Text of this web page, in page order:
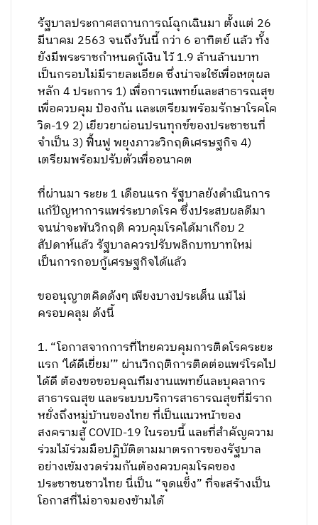
รัฐบาลประกาศสถานการณ์ฉุกเฉินมา ตั้งแต่ 26
มีนาคม 2563 จนถึงวันนี้ กว่า 6 อาทิตย์ แล้ว ทั้ง
ยังมีพระราชกำหนดกู้เงิน ไว้ 1.9 ล้านล้านบาท
เป็นกรอบไม่มีรายละเอียด ซึ่งน่าจะใช้เพื่อเหตุผล
หลัก 4 ประการ 1) เพื่อการแพทย์และสาธารณสุข
เพื่อควบคุม ป้องกัน และเตรียมพร้อมรักษาโรคโค
วิด-19 2) เยียวยาผ่อนปรนทุกข์ของประชาชนที่
จำเป็น 3) ฟื้นฟู พยุงภาวะวิกฤติเศรษฐกิจ 4)
เตรียมพร้อมปรับตัวเพื่ออนาคต
ที่ผ่านมา ระยะ 1 เดือนแรก รัฐบาลยังดำเนินการ
แก้ปัญหาการแพร่ระบาดโรค ซึ่งประสบผลดีมา
จนน่าจะพ้นวิกฤติ ควบคุมโรคได้มาเกือบ 2
สัปดาห์แล้ว รัฐบาลควรปรับพลิกบทบาทใหม่
เป็นการกอบกู้เศรษฐกิจได้แล้ว
ขออนุญาตคิดดังๆ เพียงบางประเด็น แม้ไม่
ครอบคลุม ดังนี้
1. “โอกาสจากการที่ไทยควบคุมการติดโรคระยะ
แรก ‘ได้ดีเยี่ยม’” ผ่านวิกฤติการติดต่อแพร่โรคไป
ได้ดี ต้องขอขอบคุณทีมงานแพทย์และบุคลากร
สาธารณสุข และระบบบริการสาธารณสุขที่มีราก
หยั่งถึงหมู่บ้านของไทย ที่เป็นแนวหน้าของ
สงครามสู้ COVID-19 ในรอบนี้ และที่สำคัญความ
ร่วมไม้ร่วมมือปฏิบัติตามมาตรการของรัฐบาล
อย่างเข้มงวดร่วมกันต้องควบคุมโรคของ
ประชาชนชาวไทย นี่เป็น “จุดแข็ง” ที่จะสร้างเป็น
โอกาสที่ไม่อาจมองข้ามได้